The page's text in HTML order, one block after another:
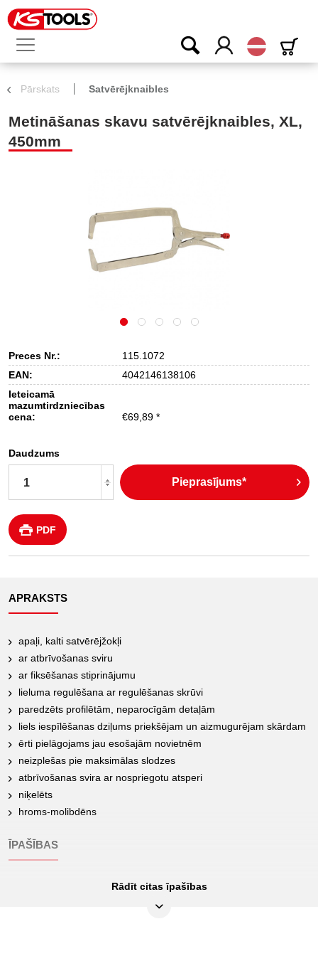
Latvijas
Pārskats Satvērējknaibles
Metināšanas skavu satvērējknaibles, XL,
450mm
Preces Nr.:
115.1072
EAN:
4042146138106
Ieteicamā
mazumtirdzniecības
cena:
€69,89 *
Daudzums
Pieprasījums*
PDF
APRAKSTS
apaļi, kalti satvērējžokļi
ar atbrīvošanas sviru
ar fiksēšanas stiprinājumu
lieluma regulēšana ar regulēšanas skrūvi
paredzēts profilētām, neparocīgām detaļām
liels iespīlēšanas dziļums priekšējam un aizmugurējam skārdam
ērti pielāgojams jau esošajām novietnēm
neizplešas pie maksimālas slodzes
atbrīvošanas svira ar nospriegotu atsperi
niķelēts
hroms-molibdēns
ĪPAŠĪBAS
Atveres izmērs A, collās: 0-10.3/5
Rādīt citas īpašības